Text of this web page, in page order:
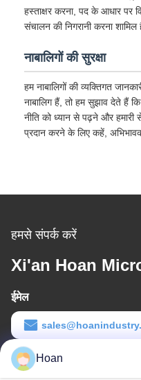
हस्ताक्षर करना, पद के आधार पर
संचालन की निगरानी करना
नाबालिगों की सुरक्षा
हम नाबालिगों की व्यक्तिगत
नाबालिग हैं, तो हम सुझाव देते हैं
नीति को ध्यान से पढ़ने और
प्रदान करने के लिए कहें,
हमसे संपर्क करें
Xi'an Hoan
ईमेल
कार्य समयHoan